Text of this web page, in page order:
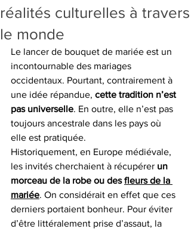
réalités culturelles à travers
le monde
Le lancer de bouquet de mariée est un
incontournable des mariages
occidentaux. Pourtant, contrairement à
une idée répandue, cette tradition n’est
pas universelle. En outre, elle n’est pas
toujours ancestrale dans les pays où
elle est pratiquée.
Historiquement, en Europe médiévale,
les invités cherchaient à récupérer un
morceau de la robe ou des fleurs de la
mariée. On considérait en effet que ces
derniers portaient bonheur. Pour éviter
d’être littéralement prise d’assaut, la